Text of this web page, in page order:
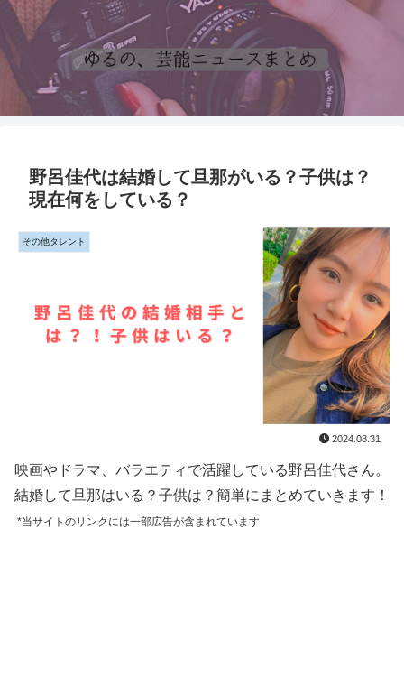
野呂佳代は結婚して旦那がいる？子供は？
現在何をしている？
その他タレント
2024.08.31
映画やドラマ、バラエティで活躍している野呂佳代さん。
結婚して旦那はいる？子供は？簡単にまとめていきます！
*当サイトのリンクには一部広告が含まれています